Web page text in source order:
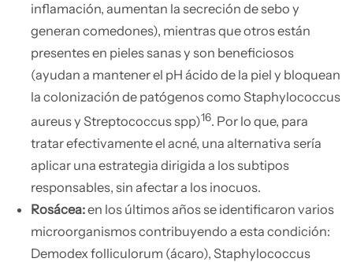
inflamación, aumentan la secreción de sebo y
generan comedones), mientras que otros están
presentes en pieles sanas y son beneficiosos
(ayudan a mantener el pH ácido de la piel y bloquean
la colonización de patógenos como Staphylococcus
aureus y Streptococcus spp)16. Por lo que, para
tratar efectivamente el acné, una alternativa sería
aplicar una estrategia dirigida a los subtipos
responsables, sin afectar a los inocuos.
Rosácea:en los últimos años se identificaron varios
microorganismos contribuyendo a esta condición:
Demodex folliculorum (ácaro), Staphylococcus